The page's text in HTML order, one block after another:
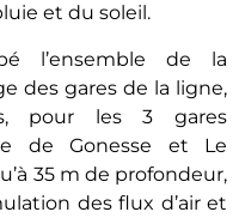
et du soleil.
l’ensemble de la
des gares de la ligne,
pour les 3 gares
de Gonesse et Le
35 m de profondeur,
des flux d’air et